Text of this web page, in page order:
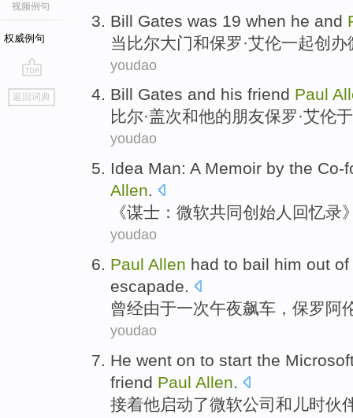
视频例句
权威例句
go
top
返回词典
Bill Gates was 19 when he and
当比尔大门和保罗·艾伦一起创办
youdao
Bill Gates and his friend Paul
比尔·盖次和他的朋友保罗·艾伦
youdao
Idea Man: A Memoir by the Co-
Allen.
《谋士： 微软共同创始人 回忆录
youdao
Paul Allen had to bail him out of
escapade.
曾经由于一次午夜飙车 ， 保罗阿
youdao
He went on to start the
friend Paul Allen.
接着他启动了微软公司 和 儿时伙